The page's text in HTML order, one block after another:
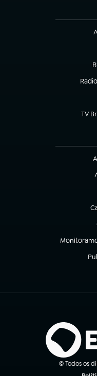
TV
(abre em
© Todos os